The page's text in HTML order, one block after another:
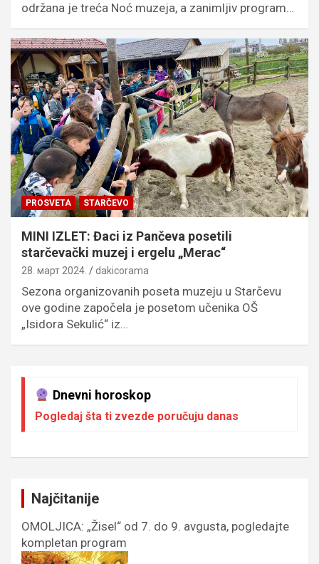
održana je treća Noć muzeja, a zanimljiv program…
PROSVETA STARČEVO
MINI IZLET: Đaci iz Pančeva posetili
starčevački muzej i ergelu „Merac“
28. март 2024. dakicorama
Sezona organizovanih poseta muzeju u Starčevu
ove godine započela je posetom učenika OŠ
„Isidora Sekulić“ iz…
Dnevni horoskop
Pogledaj šta ti zvezde poručuju danas
Najčitanije
OMOLJICA: „Žisel“ od 7. do 9. avgusta, pogledajte
kompletan program